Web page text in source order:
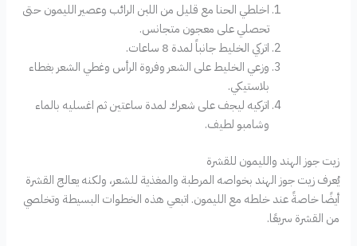
اخلطي الحنا مع قليل من اللبن الرائب وعصير الليمون حتى
تحصلي على معجون متجانس.
اتركي الخليط جانباً لمدة 8 ساعات.
وزعي الخليط على الشعر وفروة الرأس وغطي الشعر بغطاء
بلاستيكي.
اتركيه ليجف على شعرك لمدة ساعتين ثم اغسليه بالماء
وشامبو لطيف.
زيت جوز الهند والليمون للقشرة
يُعرف زيت جوز الهند بخواصه المرطبة والمغذية للشعر، ولكنه يعالج القشرة
أيضًا خاصةً عند خلطه مع الليمون. اتبعي هذه الخطوات البسيطة وتخلصي
من القشرة سريعًا.